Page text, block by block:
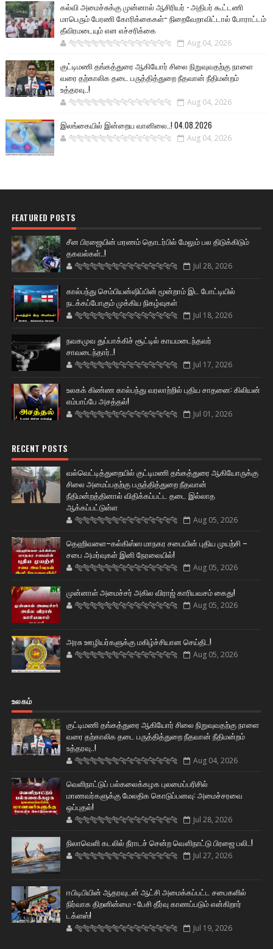
கல்வி அமைச்சுக்கு முன்னால் ஆசிரியர் - அதிபர் கூட்டணி
மாபெரும் பேரணி கோரிக்கைகள்~ நிறைவேறாவிட்டால் போராட்டம்
தீவிரமடையும் என எச்சரிக்கை
🐅🐅🐅🐅🐅🐅🐆🐆🐆🐆🐆🐆🐆🐆 Aug 04, 2026
குட்டிமணி தங்கத்துரை ஆகியோர் சிலை நிறுவுவதற்கு நாளை
வரை தற்காலிக தடை பருத்தித்துறை நீதவான் நீதிமன்றம்
உத்தரவு..!
🐅🐅🐅🐅🐅🐅🐆🐆🐆🐆🐆🐆🐆🐆 Aug 04, 2026
இலங்கையில் இன்றைய வானிலை..! 04.08.2026
🐅🐅🐅🐅🐅🐅🐆🐆🐆🐆🐆🐆🐆🐆 Aug 04, 2026
FEATURED POSTS
சீன பிரஜையின் மரணம் தொடர்பில் மேலும் பல திடுக்கிடும்
தகவல்கள்..!
🐅🐅🐅🐅🐅🐅🐆🐆🐆🐆🐆🐆🐆🐆 Jul 28, 2026
கால்பந்து செம்பியன்ஷிப்பின் மூன்றாம் இட போட்டியில்
நடக்கப்போகும் முக்கிய நிகழ்வுகள்
🐅🐅🐅🐅🐅🐅🐆🐆🐆🐆🐆🐆🐆🐆 Jul 18, 2026
நவகமுவ துப்பாக்கிச் சூட்டில் காயமடைந்தவர்
சாவடைந்தார்..!
🐅🐅🐅🐅🐅🐅🐆🐆🐆🐆🐆🐆🐆🐆 Jul 17, 2026
உலகக் கிண்ண கால்பந்து வரலாற்றில் புதிய சாதனை: கிலியன்
எம்பாப்பே அசத்தல்!
🐅🐅🐅🐅🐅🐅🐆🐆🐆🐆🐆🐆🐆🐆 Jul 01, 2026
RECENT POSTS
வல்வெட்டித்துறையில் குட்டிமணி தங்கத்துரை ஆகியோருக்கு
சிலை அமைப்பதற்கு பருத்தித்துறை நீதவான்
நீதிமன்றத்தினால் விதிக்கப்பட்ட தடை இல்லாத
ஆக்கப்பட்டுள்ள
🐅🐅🐅🐅🐅🐅🐆🐆🐆🐆🐆🐆🐆🐆 Aug 05, 2026
தெஹிவளை–கல்கிஸ்ஸ மாநகர சபையின் புதிய முயற்சி –
சபை அமர்வுகள் இனி நேரலையில்!
🐅🐅🐅🐅🐅🐅🐆🐆🐆🐆🐆🐆🐆🐆 Aug 05, 2026
முன்னாள் அமைச்சர் அகில விராஜ் காரியவசம் கைது!
🐅🐅🐅🐅🐅🐅🐆🐆🐆🐆🐆🐆🐆🐆 Aug 05, 2026
அரசு ஊழியர்களுக்கு மகிழ்ச்சியான செய்தி..!
🐅🐅🐅🐅🐅🐅🐆🐆🐆🐆🐆🐆🐆🐆 Aug 05, 2026
உலகம்
குட்டிமணி தங்கத்துரை ஆகியோர் சிலை நிறுவுவதற்கு நாளை
வரை தற்காலிக தடை பருத்தித்துறை நீதவான் நீதிமன்றம்
உத்தரவு..!
🐅🐅🐅🐅🐅🐅🐆🐆🐆🐆🐆🐆🐆🐆 Aug 04, 2026
வெளிநாட்டுப் பல்கலைக்கழக புலமைப்பரிசில்
மாணவர்களுக்கு மேலதிக கொடுப்பனவு: அமைச்சரவை
ஒப்புதல்!
🐅🐅🐅🐅🐅🐅🐆🐆🐆🐆🐆🐆🐆🐆 Jul 28, 2026
நிலாவெளி கடலில் நீராடச் சென்ற வௌிநாட்டு பிரஜை பலி..!
🐅🐅🐅🐅🐅🐅🐆🐆🐆🐆🐆🐆🐆🐆 Jul 27, 2026
ஈபிடிபியின் ஆதரவுடன் ஆட்சி அமைக்கப்பட்ட சபைகளில்
நிர்வாக திறனின்மை - பேசி தீர்வு காணப்படும் என்கிறார்
டக்ளஸ்!
🐅🐅🐅🐅🐅🐅🐆🐆🐆🐆🐆🐆🐆🐆 Jul 19, 2026